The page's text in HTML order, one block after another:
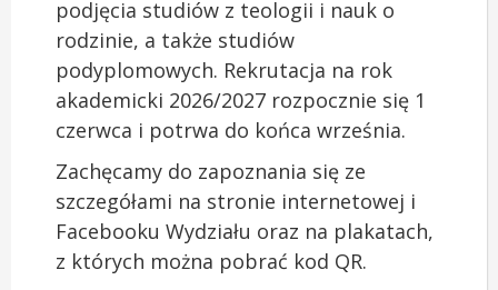
podjęcia studiów z teologii i nauk o
rodzinie, a także studiów
podyplomowych. Rekrutacja na rok
akademicki 2026/2027 rozpocznie się 1
czerwca i potrwa do końca września.
Zachęcamy do zapoznania się ze
szczegółami na stronie internetowej i
Facebooku Wydziału oraz na plakatach,
z których można pobrać kod QR.